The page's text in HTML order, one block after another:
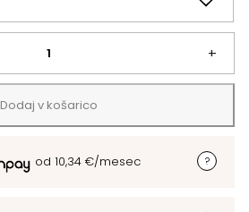
+
Dodaj v košarico
od 10,34 €/mesec